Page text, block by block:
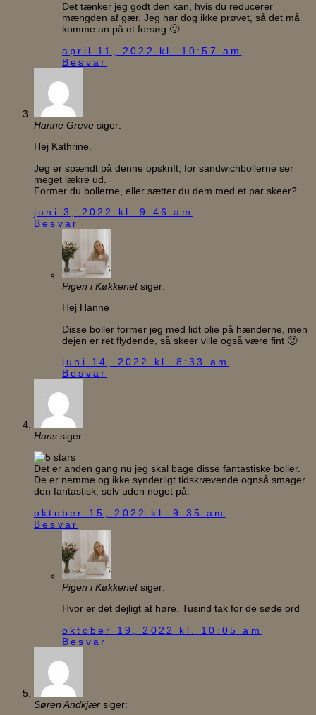
Det tænker jeg godt den kan, hvis du reducerer
mængden af gær. Jeg har dog ikke prøvet, så det må
komme an på et forsøg 🙂
april 11, 2022 kl. 10:57 am
Besvar
Hanne Greve siger:
Hej Kathrine.
Jeg er spændt på denne opskrift, for sandwichbollerne ser
meget lækre ud.
Former du bollerne, eller sætter du dem med et par skeer?
juni 3, 2022 kl. 9:46 am
Besvar
Pigen i Køkkenet siger:
Hej Hanne
Disse boller former jeg med lidt olie på hænderne, men
dejen er ret flydende, så skeer ville også være fint 🙂
juni 14, 2022 kl. 8:33 am
Besvar
Hans siger:
Det er anden gang nu jeg skal bage disse fantastiske boller.
De er nemme og ikke synderligt tidskrævende ognså smager
den fantastisk, selv uden noget på.
oktober 15, 2022 kl. 9:35 am
Besvar
Pigen i Køkkenet siger:
Hvor er det dejligt at høre. Tusind tak for de søde ord
oktober 19, 2022 kl. 10:05 am
Besvar
Søren Andkjær siger: